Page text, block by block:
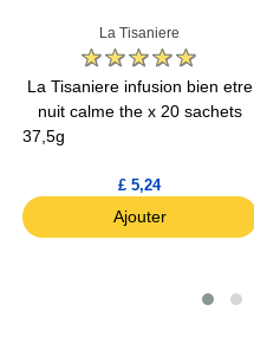
La Tisaniere
La Tisaniere infusion bien etre
nuit calme the x 20 sachets
37,5g
£ 5,24
Ajouter